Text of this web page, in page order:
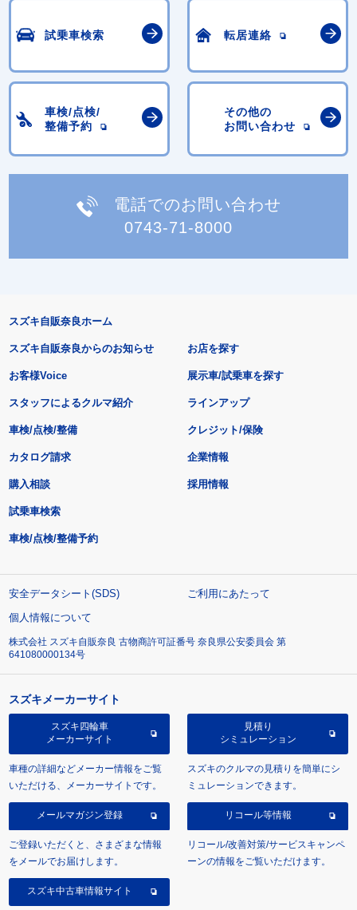
試乗車検索 転居連絡
車検/点検/
整備予約
その他の
お問い合わせ
電話でのお問い合わせ
0743-71-8000
スズキ自販奈良ホーム
スズキ自販奈良からのお知らせ
お客様Voice
スタッフによるクルマ紹介
お店を探す
展示車/試乗車を探す
ラインアップ
車検/点検/整備 クレジット/保険
カタログ請求
購入相談
試乗車検索
車検/点検/整備予約
企業情報
採用情報
安全データシート(SDS)
ご利用にあたって
個人情報について
株式会社 スズキ自販奈良 古物商許可証番号 奈良県公安委員会 第
641080000134号
スズキメーカーサイト
スズキ四輪車
メーカーサイト
車種の詳細などメーカー情報をご覧
いただける、メーカーサイトです。
見積り
シミュレーション
スズキのクルマの見積りを簡単にシ
ミュレーションできます。
メールマガジン登録
ご登録いただくと、さまざまな情報
をメールでお届けします。
リコール等情報
リコール/改善対策/サービスキャンペ
ーンの情報をご覧いただけます。
スズキ中古車情報サイト